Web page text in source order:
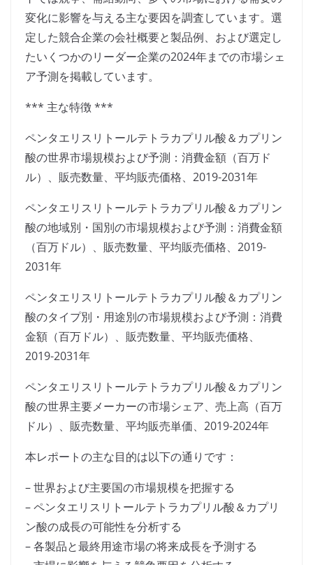
変化に影響を与える主な要因を調査しています。選
定した競合企業の会社概要と製品例、および選定し
たいくつかのリーダー企業の2024年までの市場シェ
ア予測を掲載しています。
*** 主な特徴 ***
ペンタエリスリトールテトラカプリル酸＆カプリン
酸の世界市場規模および予測：消費金額（百万ド
ル）、販売数量、平均販売価格、2019-2031年
ペンタエリスリトールテトラカプリル酸＆カプリン
酸の地域別・国別の市場規模および予測：消費金額
（百万ドル）、販売数量、平均販売価格、2019-
2031年
ペンタエリスリトールテトラカプリル酸＆カプリン
酸のタイプ別・用途別の市場規模および予測：消費
金額（百万ドル）、販売数量、平均販売価格、
2019-2031年
ペンタエリスリトールテトラカプリル酸＆カプリン
酸の世界主要メーカーの市場シェア、売上高（百万
ドル）、販売数量、平均販売単価、2019-2024年
本レポートの主な目的は以下の通りです：
– 世界および主要国の市場規模を把握する
– ペンタエリスリトールテトラカプリル酸＆カプリ
ン酸の成長の可能性を分析する
– 各製品と最終用途市場の将来成長を予測する